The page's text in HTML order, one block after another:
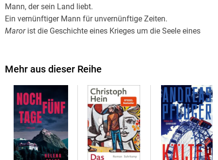
Mann, der sein Land liebt.
Ein vernünftiger Mann für unvernünftige Zeiten.
Marorist die Geschichte eines Krieges um die Seele eines
Mehr aus dieser Reihe